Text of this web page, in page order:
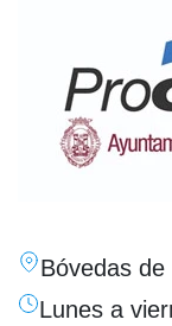
Bóvedas de
Lunes a